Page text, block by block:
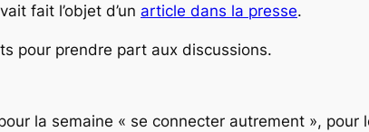
fait l’objet d’un article dans la presse.
pour prendre part aux discussions.
la semaine « se connecter autrement », pour